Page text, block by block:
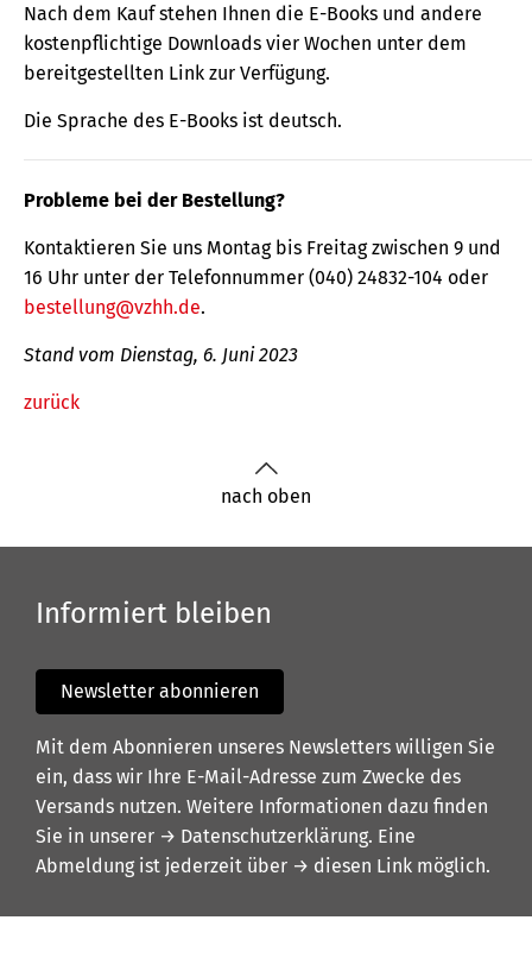
Nach dem Kauf stehen Ihnen die E-Books und andere
kostenpflichtige Downloads vier Wochen unter dem
bereitgestellten Link zur Verfügung.
Die Sprache des E-Books ist deutsch.
Probleme bei der Bestellung?
Kontaktieren Sie uns Montag bis Freitag zwischen 9 und
16 Uhr unter der Telefonnummer (040) 24832-104 oder
bestellung@vzhh.de.
Stand vom Dienstag, 6. Juni 2023
zurück
nach oben
Informiert bleiben
Newsletter abonnieren
Mit dem Abonnieren unseres Newsletters willigen Sie
ein, dass wir Ihre E-Mail-Adresse zum Zwecke des
Versands nutzen. Weitere Informationen dazu finden
Sie in unserer → Datenschutzerklärung. Eine
Abmeldung ist jederzeit über → diesen Link möglich.